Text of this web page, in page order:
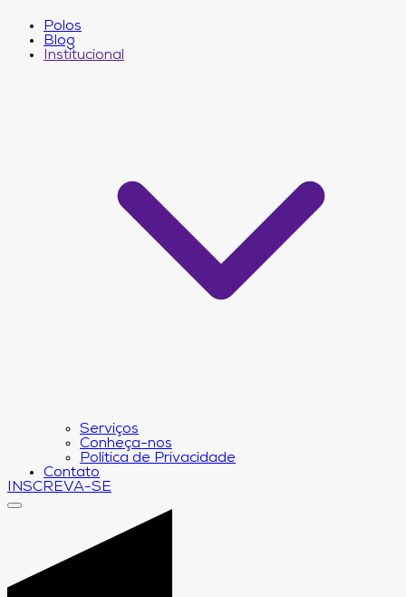
Polos
Blog
Institucional
Serviços
Conheça-nos
Política de Privacidade
Contato
INSCREVA-SE